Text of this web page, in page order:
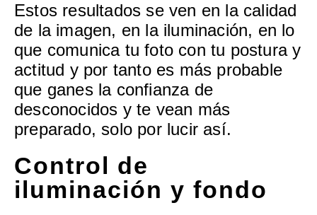
Estos resultados se ven en la calidad
de la imagen, en la iluminación, en lo
que comunica tu foto con tu postura y
actitud y por tanto es más probable
que ganes la confianza de
desconocidos y te vean más
preparado, solo por lucir así.
Control de
iluminación y fondo